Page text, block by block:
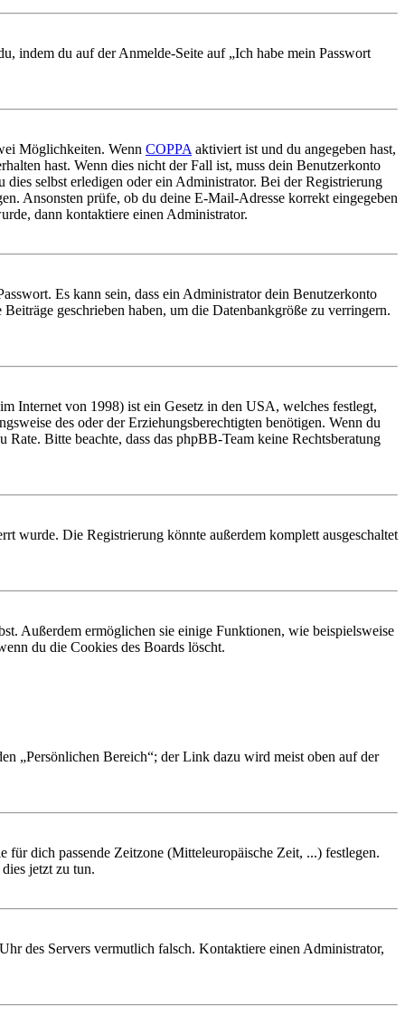
indem du auf der Anmelde-Seite auf „Ich habe mein Passwort
Möglichkeiten. Wenn COPPA aktiviert ist und du angegeben hast,
hast. Wenn dies nicht der Fall ist, muss dein Benutzerkonto
selbst erledigen oder ein Administrator. Bei der Registrierung
Ansonsten prüfe, ob du deine E-Mail-Adresse korrekt eingegeben
dann kontaktiere einen Administrator.
Es kann sein, dass ein Administrator dein Benutzerkonto
geschrieben haben, um die Datenbankgröße zu verringern.
Internet von 1998) ist ein Gesetz in den USA, welches festlegt,
des oder der Erziehungsberechtigten benötigen. Wenn du
Bitte beachte, dass das phpBB-Team keine Rechtsberatung
wurde. Die Registrierung könnte außerdem komplett ausgeschaltet
Außerdem ermöglichen sie einige Funktionen, wie beispielsweise
du die Cookies des Boards löscht.
„Persönlichen Bereich“; der Link dazu wird meist oben auf der
dich passende Zeitzone (Mitteleuropäische Zeit, ...) festlegen.
jetzt zu tun.
des Servers vermutlich falsch. Kontaktiere einen Administrator,